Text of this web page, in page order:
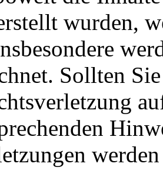
wurden,
Sollten